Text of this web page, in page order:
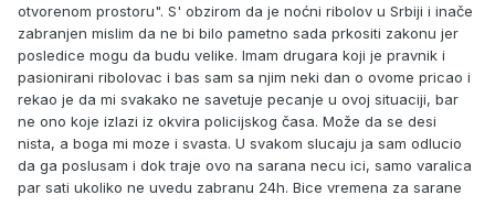
otvorenom prostoru". S' obzirom da je noćni ribolov u Srbiji i inače
zabranjen mislim da ne bi bilo pametno sada prkositi zakonu jer
posledice mogu da budu velike. Imam drugara koji je pravnik i
pasionirani ribolovac i bas sam sa njim neki dan o ovome pricao i
rekao je da mi svakako ne savetuje pecanje u ovoj situaciji, bar
ne ono koje izlazi iz okvira policijskog časa. Može da se desi
nista, a boga mi moze i svasta. U svakom slucaju ja sam odlucio
da ga poslusam i dok traje ovo na sarana necu ici, samo varalica
par sati ukoliko ne uvedu zabranu 24h. Bice vremena za sarane